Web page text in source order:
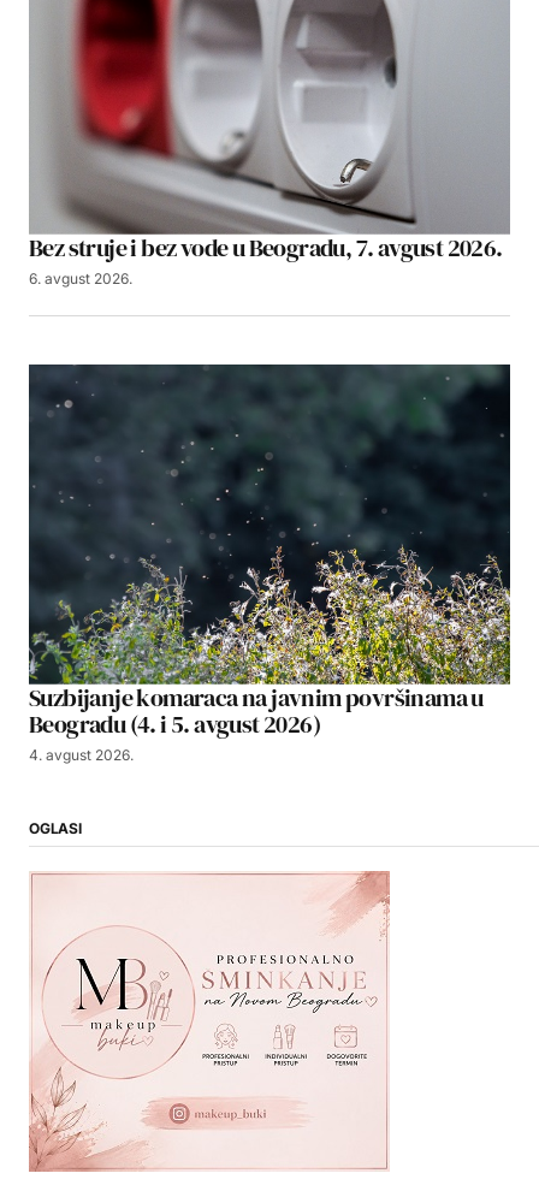
Bez struje i bez vode u Beogradu, 7. avgust 2026.
6. avgust 2026.
Suzbijanje komaraca na javnim površinama u
Beogradu (4. i 5. avgust 2026)
4. avgust 2026.
OGLASI